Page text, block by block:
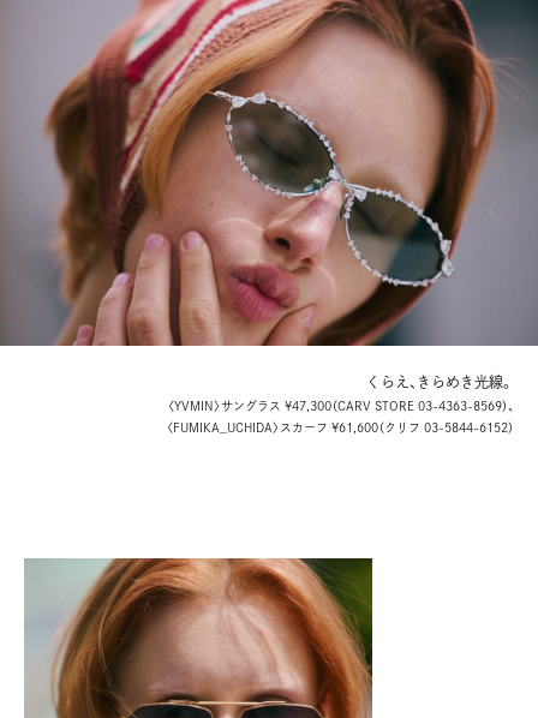
くらえ、きらめき光線。
〈YVMIN〉サングラス ¥47,300（CARV STORE 03-4363-8569）、
〈FUMIKA_UCHIDA〉スカーフ ¥61,600（クリフ 03-5844-6152）